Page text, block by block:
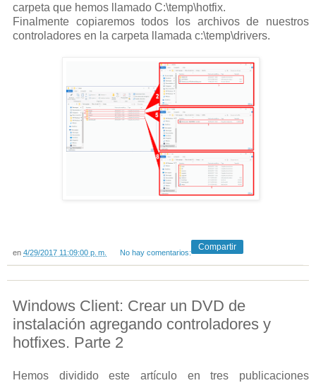
carpeta que hemos llamado C:\temp\hotfix.
Finalmente copiaremos todos los archivos de nuestros
controladores en la carpeta llamada c:\temp\drivers.
en 4/29/2017 11:09:00 p. m. No hay comentarios:
Compartir
Windows Client: Crear un DVD de
instalación agregando controladores y
hotfixes. Parte 2
Hemos dividido este artículo en tres publicaciones